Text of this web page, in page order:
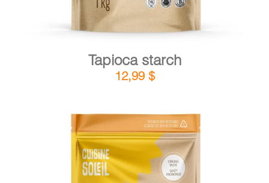
Tapioca starch
12,99 $